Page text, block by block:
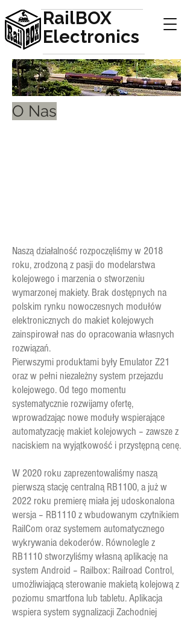
RailBOX
Electronics
O Nas
Naszą działalność rozpoczęliśmy w 2018
roku, zrodzoną z pasji do modelarstwa
kolejowego i marzenia o stworzeniu
wymarzonej makiety. Brak dostępnych na
polskim rynku nowoczesnych modułów
elektronicznych do makiet kolejowych
zainspirował nas do opracowania własnych
rozwiązań.
Pierwszymi produktami były Emulator Z21
oraz w pełni niezależny system przejazdu
kolejowego. Od tego momentu
systematycznie rozwijamy ofertę,
wprowadzając nowe moduły wspierające
automatyzację makiet kolejowych – zawsze z
naciskiem na wyjątkowość i przystępną cenę.
W 2020 roku zaprezentowaliśmy naszą
pierwszą stację centralną RB1100, a już w
2022 roku premierę miała jej udoskonalona
wersja – RB1110 z wbudowanym czytnikiem
RailCom oraz systemem automatycznego
wykrywania dekoderów. Równolegle z
RB1110 stworzyliśmy własną aplikację na
system Android – Railbox: Railroad Control,
umożliwiającą sterowanie makietą kolejową z
poziomu smartfona lub tabletu. Aplikacja
wspiera system sygnalizacji Zachodniej